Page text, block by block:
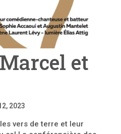
et
2023
vers de terre et leur